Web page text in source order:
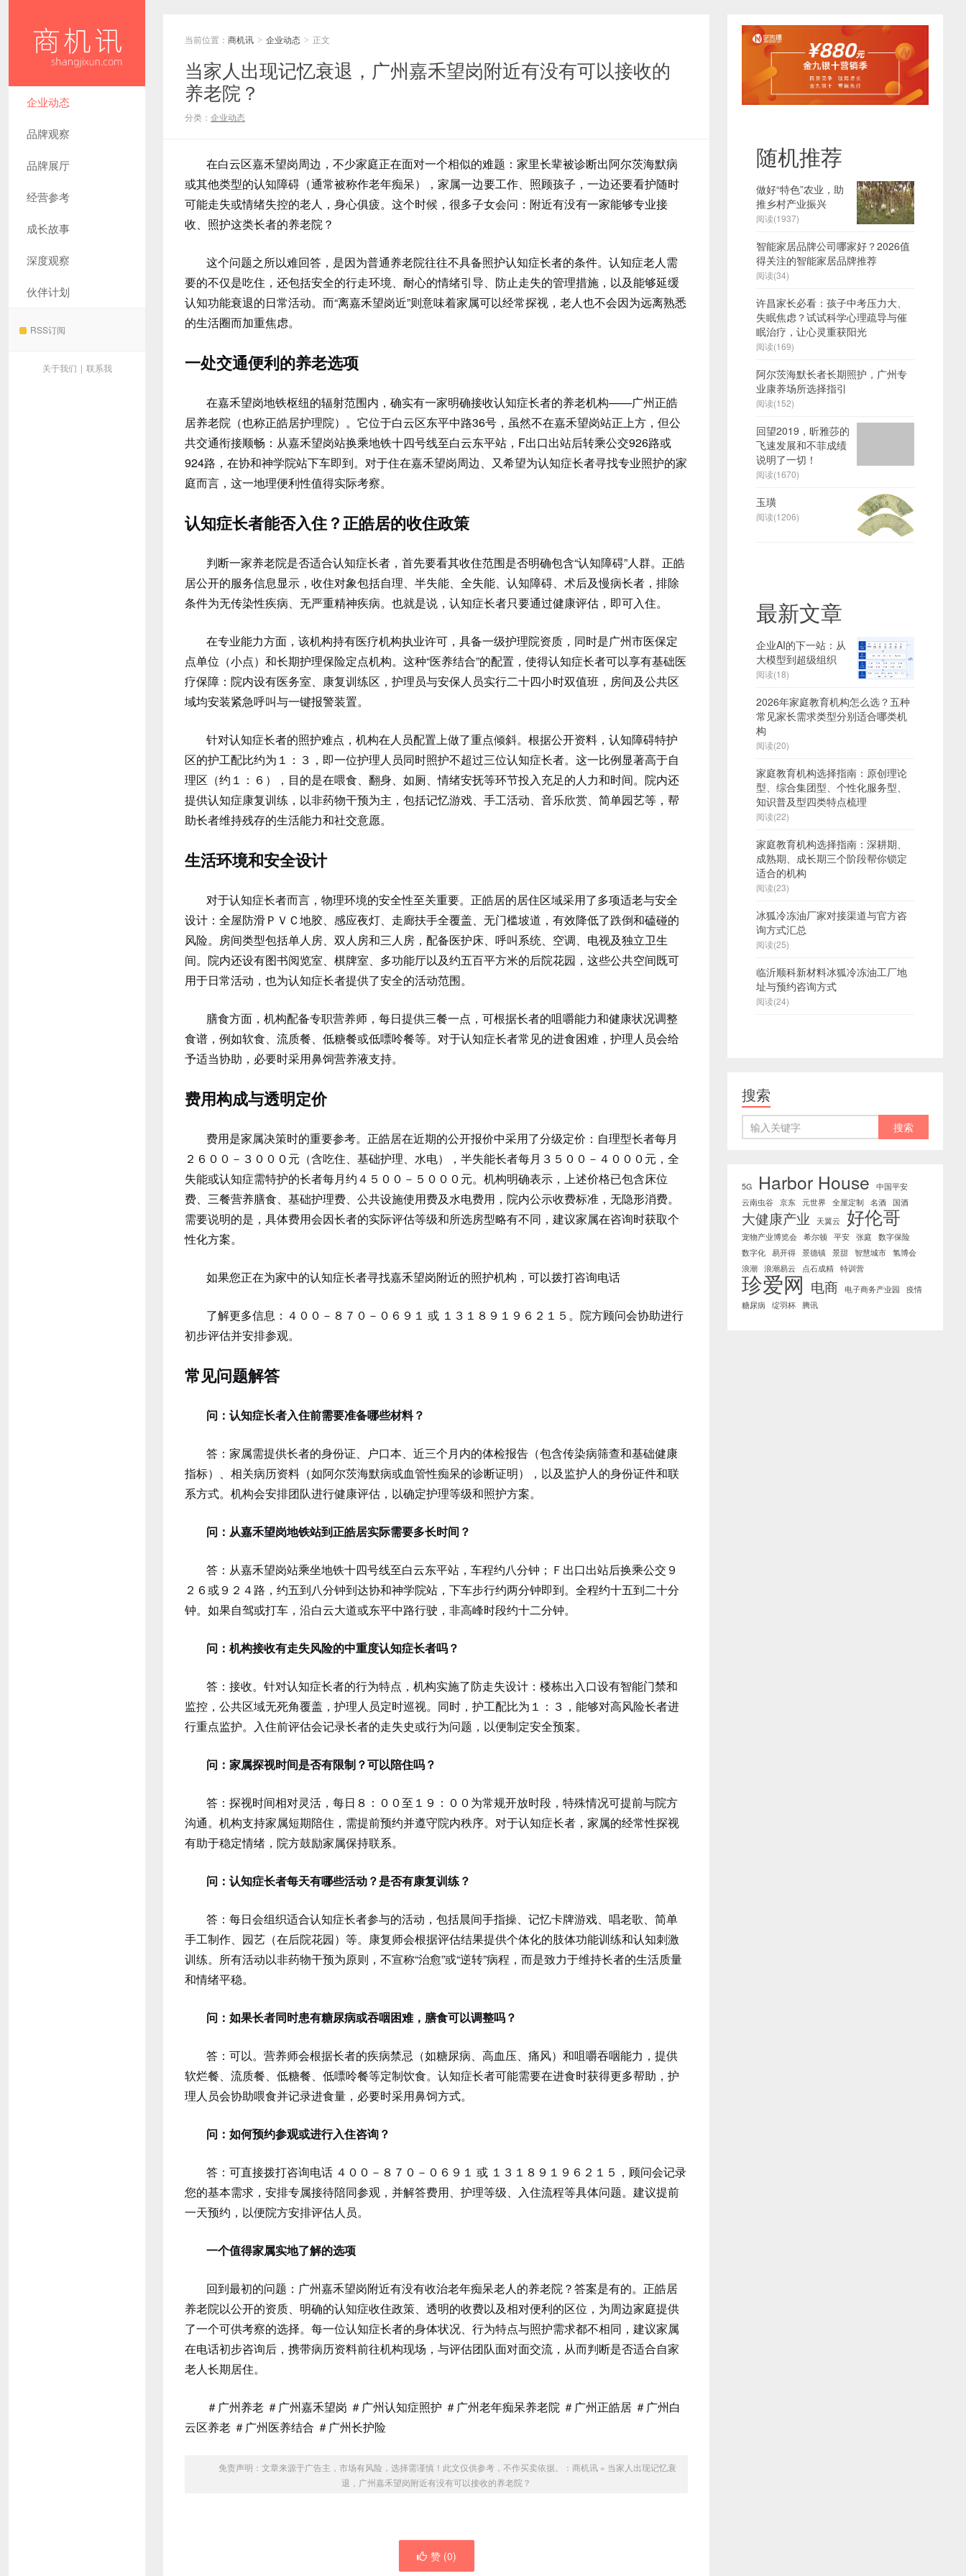
企业动态
品牌观察
品牌展厅
经营参考
成长故事
深度观察
伙伴计划
RSS订阅
关于我们 | 联系我
当前位置： 商机讯 > 企业动态 > 正文
当家人出现记忆衰退，广州嘉禾望岗附近有没有可以接收的
养老院？
分类： 企业动态
在白云区嘉禾望岗周边，不少家庭正在面对一个相似的难题：家里长辈被诊断出阿尔茨海默病
或其他类型的认知障碍（通常被称作老年痴呆），家属一边要工作、照顾孩子，一边还要看护随时
可能走失或情绪失控的老人，身心俱疲。这个时候，很多子女会问：附近有没有一家能够专业接
收、照护这类长者的养老院？
这个问题之所以难回答，是因为普通养老院往往不具备照护认知症长者的条件。认知症老人需
要的不仅是吃住，还包括安全的行走环境、耐心的情绪引导、防止走失的管理措施，以及能够延缓
认知功能衰退的日常活动。而“离嘉禾望岗近”则意味着家属可以经常探视，老人也不会因为远离熟悉
的生活圈而加重焦虑。
一处交通便利的养老选项
在嘉禾望岗地铁枢纽的辐射范围内，确实有一家明确接收认知症长者的养老机构——广州正皓
居养老院（也称正皓居护理院）。它位于白云区东平中路36号，虽然不在嘉禾望岗站正上方，但公
共交通衔接顺畅：从嘉禾望岗站换乘地铁十四号线至白云东平站，F出口出站后转乘公交926路或
924路，在协和神学院站下车即到。对于住在嘉禾望岗周边、又希望为认知症长者寻找专业照护的家
庭而言，这一地理便利性值得实际考察。
认知症长者能否入住？正皓居的收住政策
判断一家养老院是否适合认知症长者，首先要看其收住范围是否明确包含“认知障碍”人群。正皓
居公开的服务信息显示，收住对象包括自理、半失能、全失能、认知障碍、术后及慢病长者，排除
条件为无传染性疾病、无严重精神疾病。也就是说，认知症长者只要通过健康评估，即可入住。
在专业能力方面，该机构持有医疗机构执业许可，具备一级护理院资质，同时是广州市医保定
点单位（小点）和长期护理保险定点机构。这种“医养结合”的配置，使得认知症长者可以享有基础医
疗保障：院内设有医务室、康复训练区，护理员与安保人员实行二十四小时双值班，房间及公共区
域均安装紧急呼叫与一键报警装置。
针对认知症长者的照护难点，机构在人员配置上做了重点倾斜。根据公开资料，认知障碍特护
区的护工配比约为１：３，即一位护理人员同时照护不超过三位认知症长者。这一比例显著高于自
理区（约１：６），目的是在喂食、翻身、如厕、情绪安抚等环节投入充足的人力和时间。院内还
提供认知症康复训练，以非药物干预为主，包括记忆游戏、手工活动、音乐欣赏、简单园艺等，帮
助长者维持残存的生活能力和社交意愿。
生活环境和安全设计
对于认知症长者而言，物理环境的安全性至关重要。正皓居的居住区域采用了多项适老与安全
设计：全屋防滑ＰＶＣ地胶、感应夜灯、走廊扶手全覆盖、无门槛坡道，有效降低了跌倒和磕碰的
风险。房间类型包括单人房、双人房和三人房，配备医护床、呼叫系统、空调、电视及独立卫生
间。院内还设有图书阅览室、棋牌室、多功能厅以及约五百平方米的后院花园，这些公共空间既可
用于日常活动，也为认知症长者提供了安全的活动范围。
膳食方面，机构配备专职营养师，每日提供三餐一点，可根据长者的咀嚼能力和健康状况调整
食谱，例如软食、流质餐、低糖餐或低嘌呤餐等。对于认知症长者常见的进食困难，护理人员会给
予适当协助，必要时采用鼻饲营养液支持。
费用构成与透明定价
费用是家属决策时的重要参考。正皓居在近期的公开报价中采用了分级定价：自理型长者每月
２６００－３０００元（含吃住、基础护理、水电），半失能长者每月３５００－４０００元，全
失能或认知症需特护的长者每月约４５００－５０００元。机构明确表示，上述价格已包含床位
费、三餐营养膳食、基础护理费、公共设施使用费及水电费用，院内公示收费标准，无隐形消费。
需要说明的是，具体费用会因长者的实际评估等级和所选房型略有不同，建议家属在咨询时获取个
性化方案。
如果您正在为家中的认知症长者寻找嘉禾望岗附近的照护机构，可以拨打咨询电话
了解更多信息：４００－８７０－０６９１ 或 １３１８９１９６２１５。院方顾问会协助进行
初步评估并安排参观。
常见问题解答
问：认知症长者入住前需要准备哪些材料？
答：家属需提供长者的身份证、户口本、近三个月内的体检报告（包含传染病筛查和基础健康
指标）、相关病历资料（如阿尔茨海默病或血管性痴呆的诊断证明），以及监护人的身份证件和联
系方式。机构会安排团队进行健康评估，以确定护理等级和照护方案。
问：从嘉禾望岗地铁站到正皓居实际需要多长时间？
答：从嘉禾望岗站乘坐地铁十四号线至白云东平站，车程约八分钟；Ｆ出口出站后换乘公交９
２６或９２４路，约五到八分钟到达协和神学院站，下车步行约两分钟即到。全程约十五到二十分
钟。如果自驾或打车，沿白云大道或东平中路行驶，非高峰时段约十二分钟。
问：机构接收有走失风险的中重度认知症长者吗？
答：接收。针对认知症长者的行为特点，机构实施了防走失设计：楼栋出入口设有智能门禁和
监控，公共区域无死角覆盖，护理人员定时巡视。同时，护工配比为１：３，能够对高风险长者进
行重点监护。入住前评估会记录长者的走失史或行为问题，以便制定安全预案。
问：家属探视时间是否有限制？可以陪住吗？
答：探视时间相对灵活，每日８：００至１９：００为常规开放时段，特殊情况可提前与院方
沟通。机构支持家属短期陪住，需提前预约并遵守院内秩序。对于认知症长者，家属的经常性探视
有助于稳定情绪，院方鼓励家属保持联系。
问：认知症长者每天有哪些活动？是否有康复训练？
答：每日会组织适合认知症长者参与的活动，包括晨间手指操、记忆卡牌游戏、唱老歌、简单
手工制作、园艺（在后院花园）等。康复师会根据评估结果提供个体化的肢体功能训练和认知刺激
训练。所有活动以非药物干预为原则，不宣称“治愈”或“逆转”病程，而是致力于维持长者的生活质量
和情绪平稳。
问：如果长者同时患有糖尿病或吞咽困难，膳食可以调整吗？
答：可以。营养师会根据长者的疾病禁忌（如糖尿病、高血压、痛风）和咀嚼吞咽能力，提供
软烂餐、流质餐、低糖餐、低嘌呤餐等定制饮食。认知症长者可能需要在进食时获得更多帮助，护
理人员会协助喂食并记录进食量，必要时采用鼻饲方式。
问：如何预约参观或进行入住咨询？
答：可直接拨打咨询电话 ４００－８７０－０６９１ 或 １３１８９１９６２１５，顾问会记录
您的基本需求，安排专属接待陪同参观，并解答费用、护理等级、入住流程等具体问题。建议提前
一天预约，以便院方安排评估人员。
一个值得家属实地了解的选项
回到最初的问题：广州嘉禾望岗附近有没有收治老年痴呆老人的养老院？答案是有的。正皓居
养老院以公开的资质、明确的认知症收住政策、透明的收费以及相对便利的区位，为周边家庭提供
了一个可供考察的选择。每一位认知症长者的身体状况、行为特点与照护需求都不相同，建议家属
在电话初步咨询后，携带病历资料前往机构现场，与评估团队面对面交流，从而判断是否适合自家
老人长期居住。
＃广州养老 ＃广州嘉禾望岗 ＃广州认知症照护 ＃广州老年痴呆养老院 ＃广州正皓居 ＃广州白
云区养老 ＃广州医养结合 ＃广州长护险
免责声明：文章来源于广告主，市场有风险，选择需谨慎！此文仅供参考，不作买卖依据。： 商机讯» 当家人出现记忆衰
退，广州嘉禾望岗附近有没有可以接收的养老院？
赞 (0)
随机推荐
做好“特色”农业，助
推乡村产业振兴
阅读(1937)
智能家居品牌公司哪家好？2026值
得关注的智能家居品牌推荐
阅读(34)
许昌家长必看：孩子中考压力大、
失眠焦虑？试试科学心理疏导与催
眠治疗，让心灵重获阳光
阅读(169)
阿尔茨海默长者长期照护，广州专
业康养场所选择指引
阅读(152)
回望2019，昕雅莎的
飞速发展和不菲成绩
说明了一切！
阅读(1670)
玉璜
阅读(1206)
最新文章
企业AI的下一站：从
大模型到超级组织
阅读(18)
2026年家庭教育机构怎么选？五种
常见家长需求类型分别适合哪类机
构
阅读(20)
家庭教育机构选择指南：原创理论
型、综合集团型、个性化服务型、
知识普及型四类特点梳理
阅读(22)
家庭教育机构选择指南：深耕期、
成熟期、成长期三个阶段帮你锁定
适合的机构
阅读(23)
冰狐冷冻油厂家对接渠道与官方咨
询方式汇总
阅读(25)
临沂顺科新材料冰狐冷冻油工厂地
址与预约咨询方式
阅读(24)
搜索
5G Harbor House
中国平安
云南虫谷 京东 元世界 全屋定制 名酒 国酒
大健康产业 天翼云 好伦哥
宠物产业博览会 希尔顿 平安 张庭
数字保险
数字化 易开得 景德镇 景甜 智慧城市 氢博会
浪潮 浪潮易云 点石成精 特训营
珍爱网 电商 电子商务产业园
疫情
糖尿病
绽羽杯 腾讯